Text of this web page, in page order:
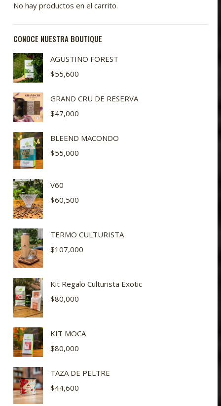
No hay productos en el carrito.
CONOCE NUESTRA BOUTIQUE
AGUSTINO FOREST
$55,600
GRAND CRU DE RESERVA
$47,000
BLEEND MACONDO
$55,000
V60
$60,500
TERMO CULTURISTA
$107,000
Kit Regalo Culturista Exotic
$80,000
KIT MOCA
$80,000
TAZA DE PELTRE
$44,600